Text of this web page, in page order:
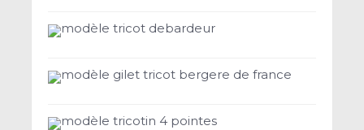
modèle tricot debardeur
modèle gilet tricot bergere de france
modèle tricotin 4 pointes